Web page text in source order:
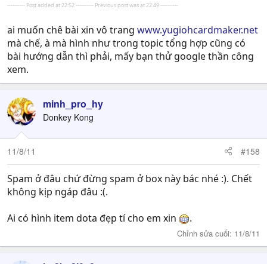
---------- Post added at 22:52 ---------- Previous post was at 22:49 ----------
ai muốn chê bài xin vô trang www.yugiohcardmaker.net
mà chế, à mà hình như trong topic tổng hợp cũng có
bài hướng dẫn thì phải, mấy bạn thử google thần công
xem.
minh_pro_hy
Donkey Kong
11/8/11 #158
Spam ở đâu chứ đừng spam ở box này bác nhé :). Chết
không kịp ngáp đâu :(.
Ai có hình item dota đẹp tí cho em xin
.
Chỉnh sửa cuối: 11/8/11